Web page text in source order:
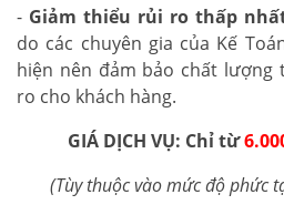
- Giảm thiểu rủi ro thấp
do các chuyên gia của Kế
hiện nên đảm bảo chất
ro cho khách hàng.
GIÁ DỊCH VỤ: Chỉ từ
(Tùy thuộc vào mức độ phức